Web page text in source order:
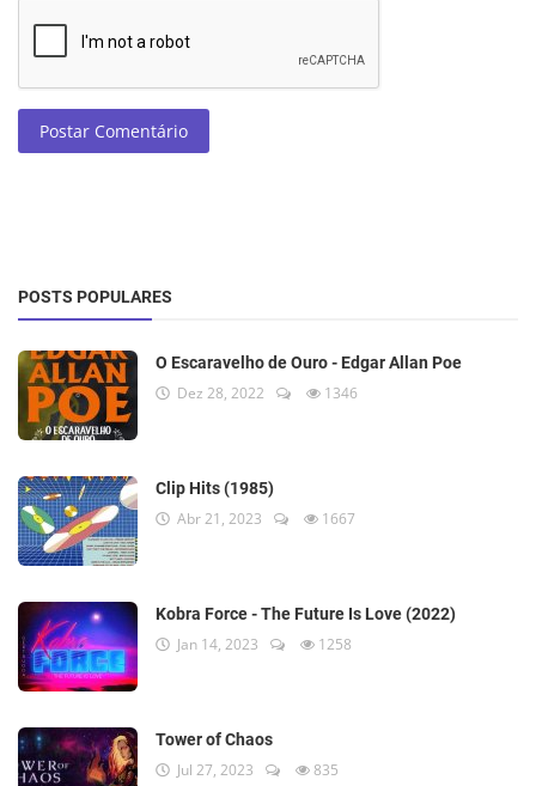
Postar Comentário
POSTS POPULARES
O Escaravelho de Ouro - Edgar Allan Poe
Dez 28, 2022 1346
Clip Hits (1985)
Abr 21, 2023 1667
Kobra Force - The Future Is Love (2022)
Jan 14, 2023 1258
Tower of Chaos
Jul 27, 2023 835